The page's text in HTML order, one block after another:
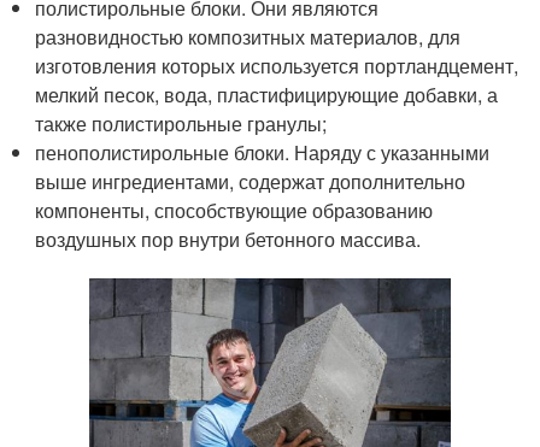
полистирольные блоки. Они являются
разновидностью композитных материалов, для
изготовления которых используется портландцемент,
мелкий песок, вода, пластифицирующие добавки, а
также полистирольные гранулы;
пенополистирольные блоки. Наряду с указанными
выше ингредиентами, содержат дополнительно
компоненты, способствующие образованию
воздушных пор внутри бетонного массива.